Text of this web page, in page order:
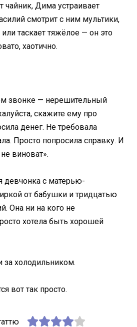
чайник, Дима устраивает
смотрит с ним мультики,
таскает тяжёлое — он это
хаотично.
звонке — нерешительный
скажите ему про
денег. Не требовала
Просто попросила справку. И
виноват».
девчонка с матерью-
от бабушки и тридцатью
Она ни на кого не
хотела быть хорошей
за холодильником.
вот так просто.